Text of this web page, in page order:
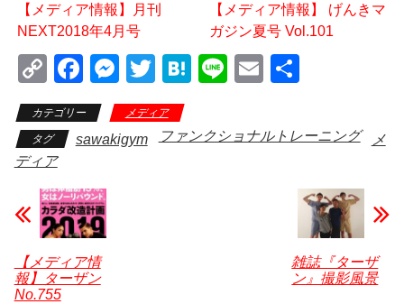
【メディア情報】月刊
NEXT2018年4月号
【メディア情報】 げんきマ
ガジン夏号 Vol.101
C
o
p
y
Li
n
k
F
a
c
e
b
o
o
k
M
e
ss
e
T
wi
tt
H
e
Li
e
E
ail
カテゴリー メディア
タグ sawakigym ファンクショナルトレーニング
メ
ディア
【メディア情
報】ターザン
No.755
雑誌『ターザ
ン』撮影風景